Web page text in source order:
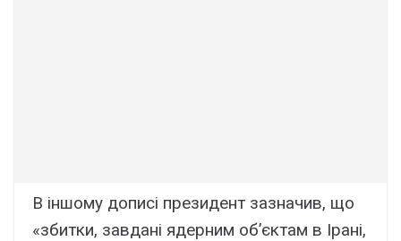
В іншому дописі президент зазначив, що
«збитки, завдані ядерним об’єктам в Ірані,